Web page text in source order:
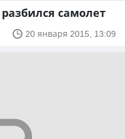
самолет
20 января 2015, 13:09